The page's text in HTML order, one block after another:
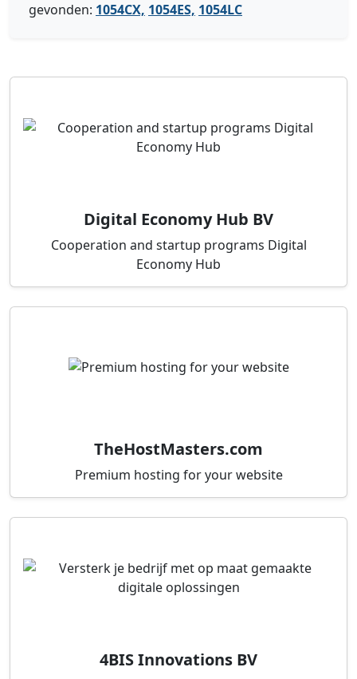
gevonden: 1054CX, 1054ES, 1054LC
Digital Economy Hub BV
Cooperation and startup programs Digital
Economy Hub
TheHostMasters.com
Premium hosting for your website
4BIS Innovations BV